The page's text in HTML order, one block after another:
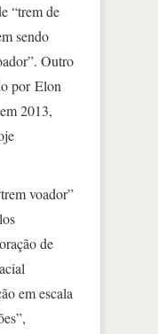
“trem de
sendo
Outro
por Elon
2013,
voador”
de
em escala